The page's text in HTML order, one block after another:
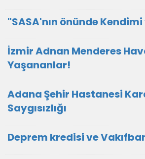
"SASA'nın önünde
İzmir Adnan Menderes
Yaşananlar!
Adana Şehir Hastanesi
Saygısızlığı
Deprem kredisi ve